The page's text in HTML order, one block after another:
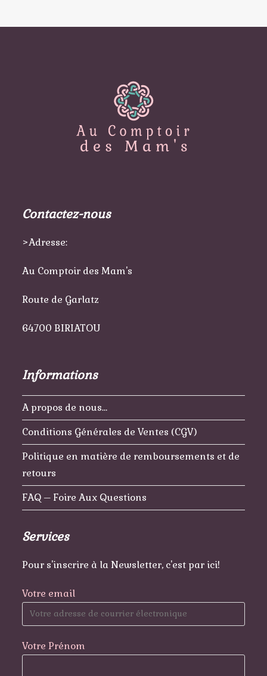
Contactez-nous
>Adresse:
Au Comptoir des Mam's
Route de Garlatz
64700 BIRIATOU
Informations
A propos de nous…
Conditions Générales de Ventes (CGV)
Politique en matière de remboursements et de
retours
FAQ – Foire Aux Questions
Services
Pour s'inscrire à la Newsletter, c'est par ici!
Votre email
Votre Prénom